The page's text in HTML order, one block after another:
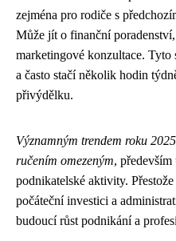
zejména pro rodiče s
Může jít o finanční
marketingové konzultace.
a často stačí několik hodin
přivýdělku.
Významným trendem roku
ručením omezeným,
podnikatelské aktivity.
počáteční investici a
budoucí růst podnikání a